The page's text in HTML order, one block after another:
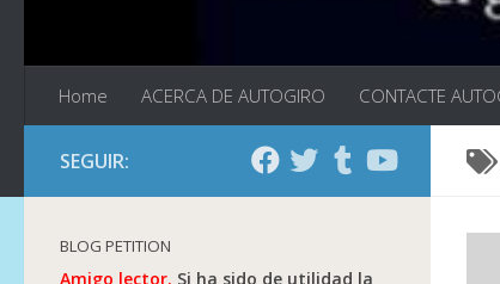
Home ACERCA DE AUTOGIRO CONTACTE
SEGUIR:
BLOG PETITION
Amigo lector. Si ha sido de utilidad la